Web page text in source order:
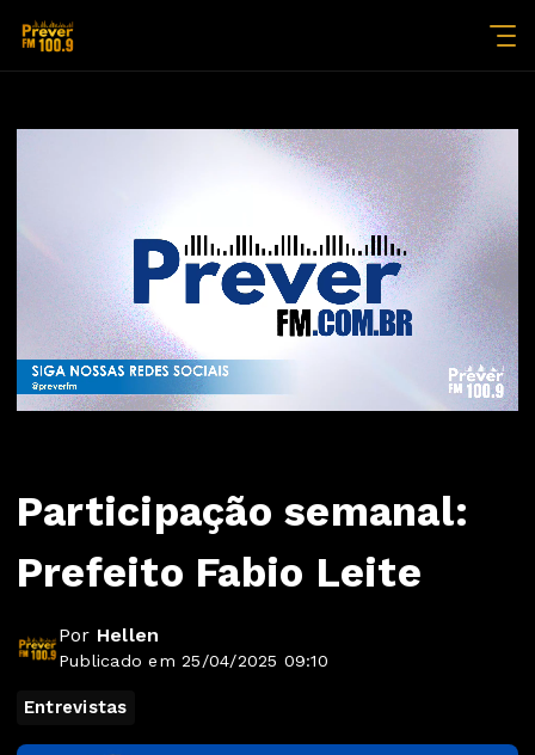
Participação semanal:
Prefeito Fabio Leite
Por Hellen
Publicado em 25/04/2025 09:10
Entrevistas